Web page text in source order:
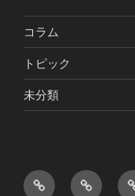
コラム
トピック
未分類
ホ
ト
店